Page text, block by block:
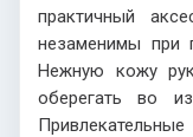
практичный
незаменимы при
Нежную кожу
оберегать во